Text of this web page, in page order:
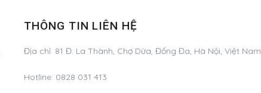
THÔNG TIN LIÊN HỆ
Địa chỉ: 81 Đ. La Thành, Chợ Dừa, Đống Đa, Hà Nội, Việt Nam
Hotline: 0828 031 413